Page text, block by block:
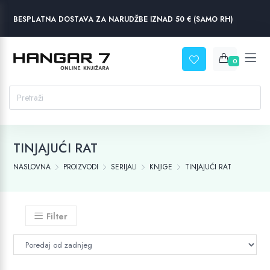
BESPLATNA DOSTAVA ZA NARUDŽBE IZNAD 50 € (SAMO RH)
0
TINJAJUĆI RAT
NASLOVNA PROIZVODI SERIJALI KNJIGE TINJAJUĆI RAT
Filter